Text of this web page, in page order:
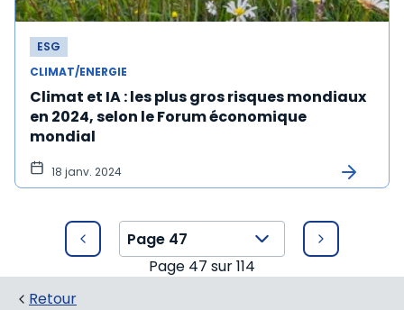
ESG
CLIMAT/ENERGIE
Climat et IA : les plus gros risques mondiaux
en 2024, selon le Forum économique
mondial
18 janv. 2024
Page 47 sur114
Retour